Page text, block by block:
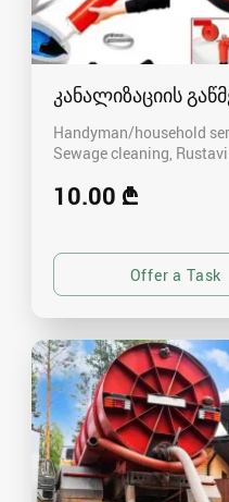
კანალიზაციის
Handyman/household
Sewage cleaning Rustavi
10.00 ₾